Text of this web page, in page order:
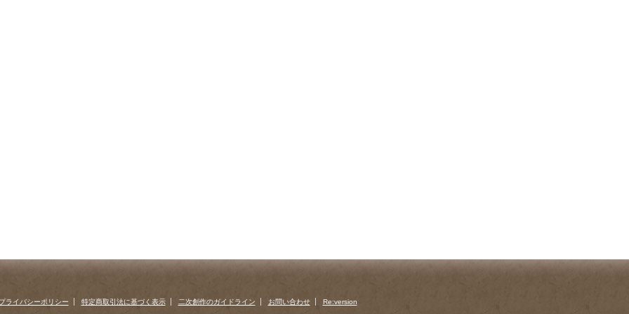
ライバシーポリシー 特定商取引法に基づく表示 二次創作のガイドライン お問い合わせ Re:version